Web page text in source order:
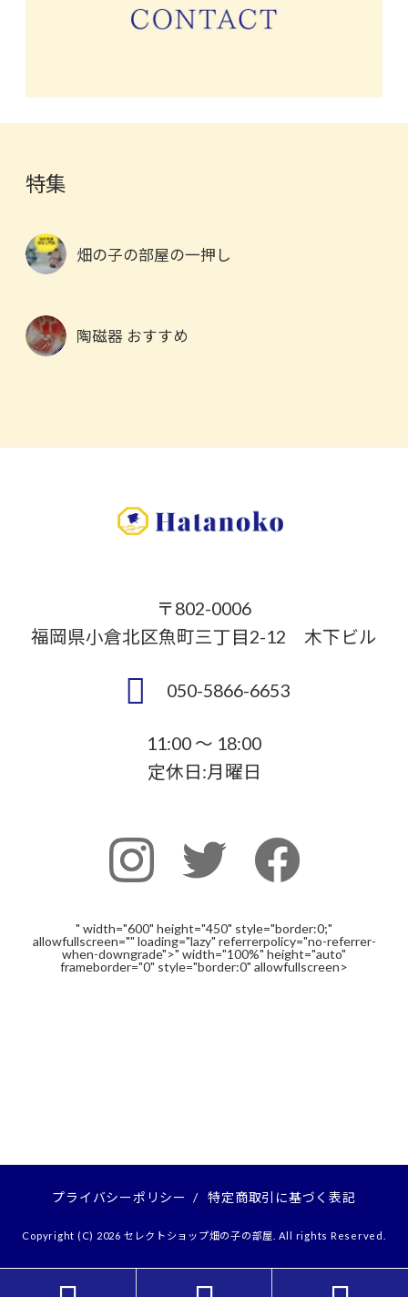
特集
畑の子の部屋の一押し
陶磁器 おすすめ
〒802-0006
福岡県小倉北区魚町三丁目2-12 木下ビル
050-5866-6653
11:00 ～ 18:00
定休日:月曜日
" width="600" height="450" style="border:0;"
allowfullscreen="" loading="lazy" referrerpolicy="no-referrer-
when-downgrade">" width="100%" height="auto"
frameborder="0" style="border:0" allowfullscreen>
プライバシーポリシー / 特定商取引に基づく表記
Copyright (C) 2026 セレクトショップ畑の子の部屋. All rights Reserved.